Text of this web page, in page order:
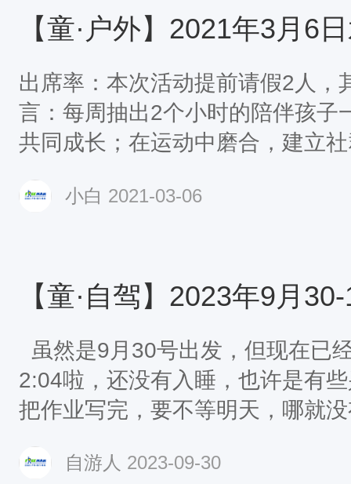
出席率：本次活动提前请假2人，
言：每周抽出2个小时的陪伴孩子
共同成长；在运动中磨合，建立
春，城市探秘，正在进行中；第
游随心，自游人！官方微信：搜
公司、各地户外群体拓展训练，
童户外探索体验，旅行定制，营
探秘”活动于2021年3月6日已经
是活动记录！【活动时间】2021
长春水文化园【活动人员】儿童
小白 2021-03-06
虽然是9月30号出发，但现在已
2:04啦，还没有入睡，也许是有
把作业写完，要不等明天，哪就
购买机票东的时候是直飞，后来
自游人 2023-09-30